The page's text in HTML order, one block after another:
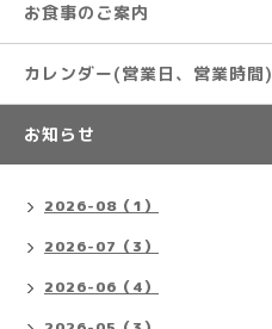
お食事のご案内
カレンダー(営業日、営業時間)
お知らせ
2026-08（1）
2026-07（3）
2026-06（4）